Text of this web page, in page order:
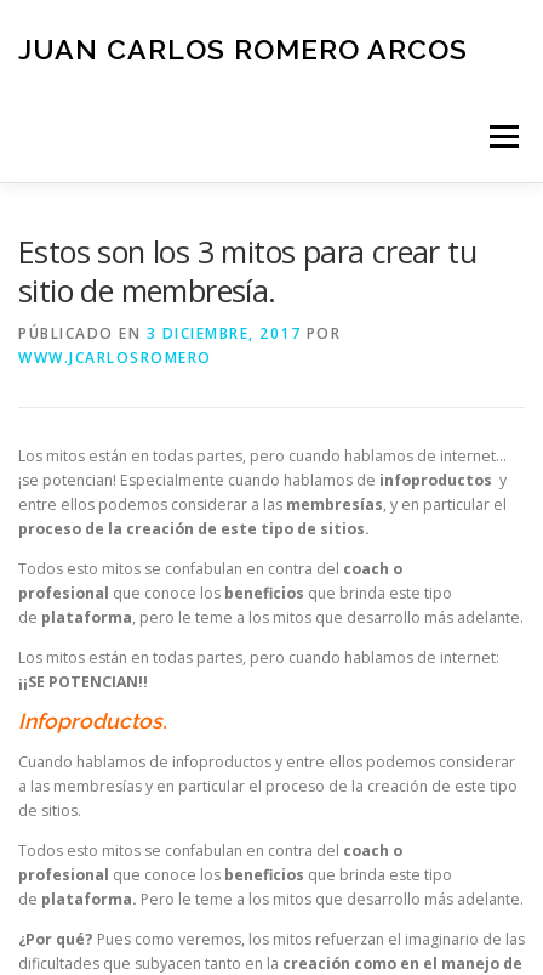
contenido
JUAN CARLOS ROMERO ARCOS
Menú
ESPAÑOL
Estos son los 3 mitos para crear tu
sitio de membresía.
PÚBLICADO EN 3 DICIEMBRE, 2017 POR
WWW.JCARLOSROMERO
Los mitos están en todas partes, pero cuando hablamos de internet…
¡se potencian! Especialmente cuando hablamos de infoproductos y
entre ellos podemos considerar a las membresías, y en particular el
proceso de la creación de este tipo de sitios.
Todos esto mitos se confabulan en contra del coach o
profesional que conoce los beneficios que brinda este tipo
de plataforma, pero le teme a los mitos que desarrollo más adelante.
Los mitos están en todas partes, pero cuando hablamos de internet:
¡¡SE POTENCIAN!!
Infoproductos.
Cuando hablamos de infoproductos y entre ellos podemos considerar
a las membresías y en particular el proceso de la creación de este tipo
de sitios.
Todos esto mitos se confabulan en contra del coach o
profesional que conoce los beneficios que brinda este tipo
de plataforma. Pero le teme a los mitos que desarrollo más adelante.
¿Por qué? Pues como veremos, los mitos refuerzan el imaginario de las
dificultades que subyacen tanto en la creación como en el manejo de